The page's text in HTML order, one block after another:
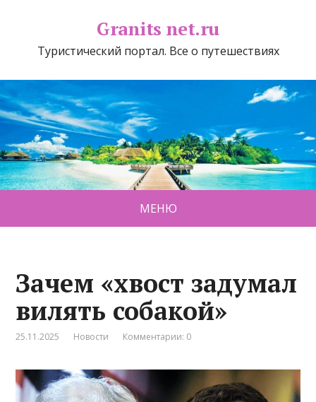
Granits net.ru
Туристический портал. Все о путешествиях
МЕНЮ
Зачем «хвост задумал
вилять собакой»
25.11.2025 Новости Комментарии: 0